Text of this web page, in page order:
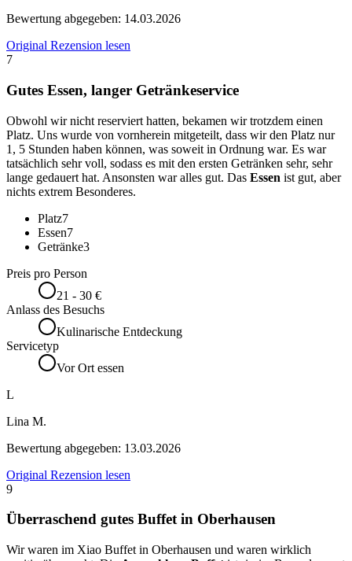
Bewertung abgegeben: 14.03.2026
Original Rezension lesen
7
Gutes Essen, langer Getränkeservice
Obwohl wir nicht reserviert hatten, bekamen wir trotzdem einen
Platz. Uns wurde von vornherein mitgeteilt, dass wir den Platz nur
1, 5 Stunden haben können, was soweit in Ordnung war. Es war
tatsächlich sehr voll, sodass es mit den ersten Getränken sehr, sehr
lange gedauert hat. Ansonsten war alles gut. Das Essen ist gut, aber
nichts extrem Besonderes.
Platz7
Essen7
Getränke3
Preis pro Person
21 - 30 €
Anlass des Besuchs
Kulinarische Entdeckung
Servicetyp
Vor Ort essen
L
Lina M.
Bewertung abgegeben: 13.03.2026
Original Rezension lesen
9
Überraschend gutes Buffet in Oberhausen
Wir waren im Xiao Buffet in Oberhausen und waren wirklich